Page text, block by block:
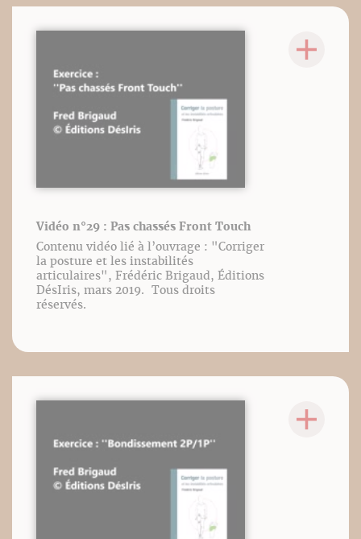
Vidéo n°29 : Pas chassés Front Touch
Contenu vidéo lié à l’ouvrage : "Corriger
la posture et les instabilités
articulaires", Frédéric Brigaud, Éditions
DésIris, mars 2019. Tous droits
réservés.